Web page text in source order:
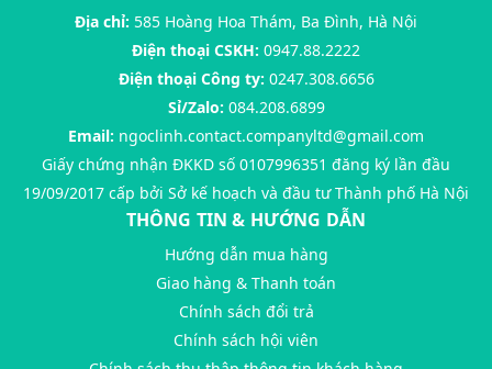
Địa chỉ: 585 Hoàng Hoa Thám, Ba Đình, Hà Nội
Điện thoại CSKH: 0947.88.2222
Điện thoại Công ty: 0247.308.6656
Sỉ/Zalo: 084.208.6899
Email: ngoclinh.contact.companyltd@gmail.com
Giấy chứng nhận ĐKKD số 0107996351 đăng ký lần đầu
19/09/2017 cấp bởi Sở kế hoạch và đầu tư Thành phố Hà Nội
THÔNG TIN & HƯỚNG DẪN
Hướng dẫn mua hàng
Giao hàng & Thanh toán
Chính sách đổi trả
Chính sách hội viên